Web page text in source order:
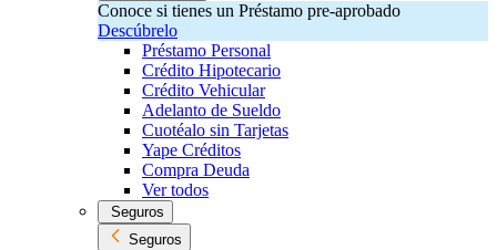
Conoce si tienes un Préstamo pre-aprobado
Descúbrelo
Préstamo Personal
Crédito Hipotecario
Crédito Vehicular
Adelanto de Sueldo
Cuotéalo sin Tarjetas
Yape Créditos
Compra Deuda
Ver todos
Seguros
Seguros